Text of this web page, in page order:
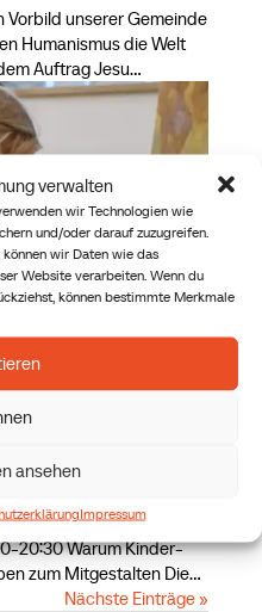
verwalten
wir Technologien wie
und/oder darauf zuzugreifen.
wir Daten wie das
Website verarbeiten. Wenn du
können bestimmte Merkmale
ansehen
Impressum
Vorbild unserer Gemeinde
Humanismus die Welt
Auftrag Jesu...
& Jugendpastoral
11:30Edge: Freitag
20:30 Warum Kinder-
zum Mitgestalten Die...
Nächste Einträge »